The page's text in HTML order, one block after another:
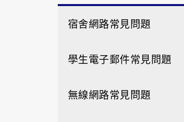
宿舍網路常見問題
學生電子郵件常見問題
無線網路常見問題